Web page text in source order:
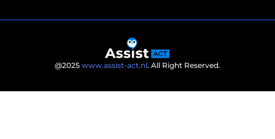
@2025 www.assist-act.nl. All Right Reserved.